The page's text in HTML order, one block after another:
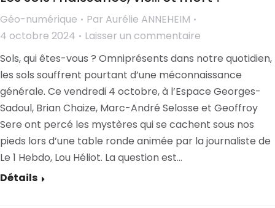
Géo-numérique Par Aurélie ANNEHEIM
4 octobre 2024
Laisser un commentaire
Sols, qui êtes-vous ? Omniprésents dans notre quotidien,
les sols souffrent pourtant d’une méconnaissance
générale. Ce vendredi 4 octobre, à l’Espace Georges-
Sadoul, Brian Chaize, Marc-André Selosse et Geoffroy
Sere ont percé les mystères qui se cachent sous nos
pieds lors d’une table ronde animée par la journaliste de
Le 1 Hebdo, Lou Héliot. La question est…
Détails